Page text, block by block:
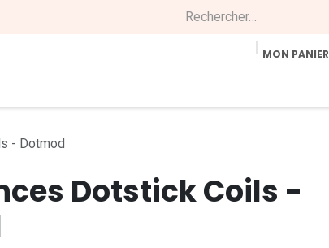
MON PANIER
- Dotmod
Dotstick Coils -